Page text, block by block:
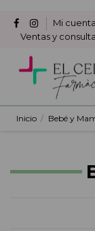
Mi cuenta
Ventas y
Inicio Bebé y